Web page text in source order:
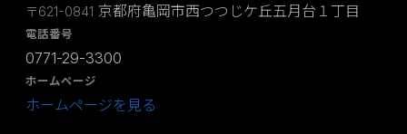
〒621-0841 京都府亀岡市西つつじケ丘五月台１丁目
電話番号
0771-29-3300
ホームページ
ホームページを見る